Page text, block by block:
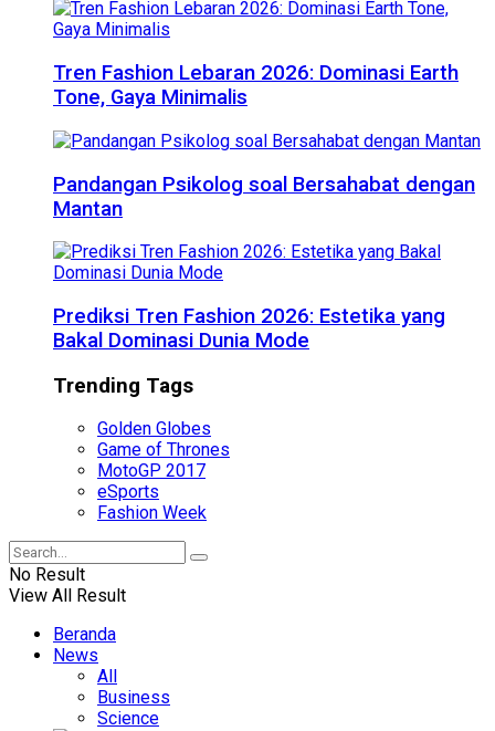
Tren Fashion Lebaran 2026: Dominasi Earth
Tone, Gaya Minimalis
Pandangan Psikolog soal Bersahabat dengan
Mantan
Prediksi Tren Fashion 2026: Estetika yang
Bakal Dominasi Dunia Mode
Trending Tags
Golden Globes
Game of Thrones
MotoGP 2017
eSports
Fashion Week
No Result
View All Result
Beranda
News
All
Business
Science